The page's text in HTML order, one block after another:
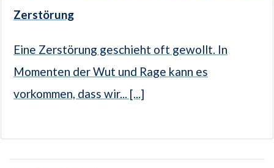
Zerstörung
Eine Zerstörung geschieht oft gewollt. In
Momenten der Wut und Rage kann es
vorkommen, dass wir... [...]